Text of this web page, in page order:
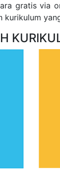
gratis via
kurikulum